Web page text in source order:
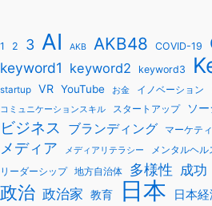
1 2 3 AI AKB AKB48 COVID-19
keyword1 keyword2 keyword3
startup
VR YouTube お金 イノベーション
コミュニケーションスキル スタートアップ ソ
ビジネス ブランディング マーケテ
メディア メディアリテラシー メンタルヘル
リーダーシップ 地方自治体 多様性 成功
政治 政治家 教育 日本 日本